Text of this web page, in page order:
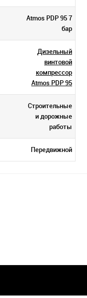
Atmos PDP 95 7
бар
Дизельный
винтовой
компрессор
Atmos PDP 95
Строительные
и дорожные
работы
Передвижной